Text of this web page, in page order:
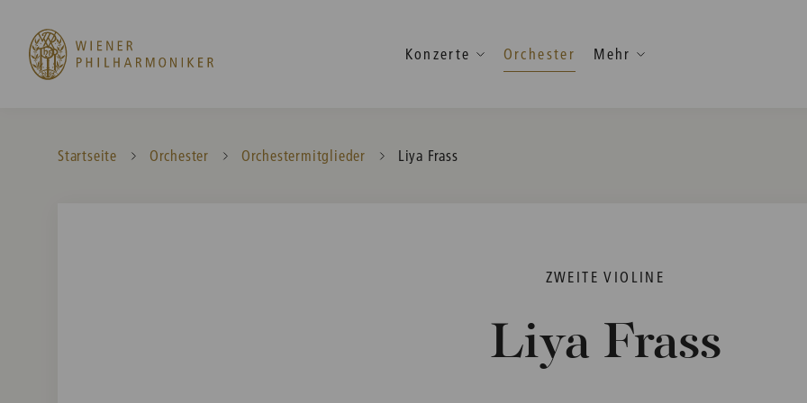
Konzerte Orchester Mehr
Startseite Orchester Orchestermitglieder Current:
Liya Frass
ZWEITE VIOLINE
Liya Frass